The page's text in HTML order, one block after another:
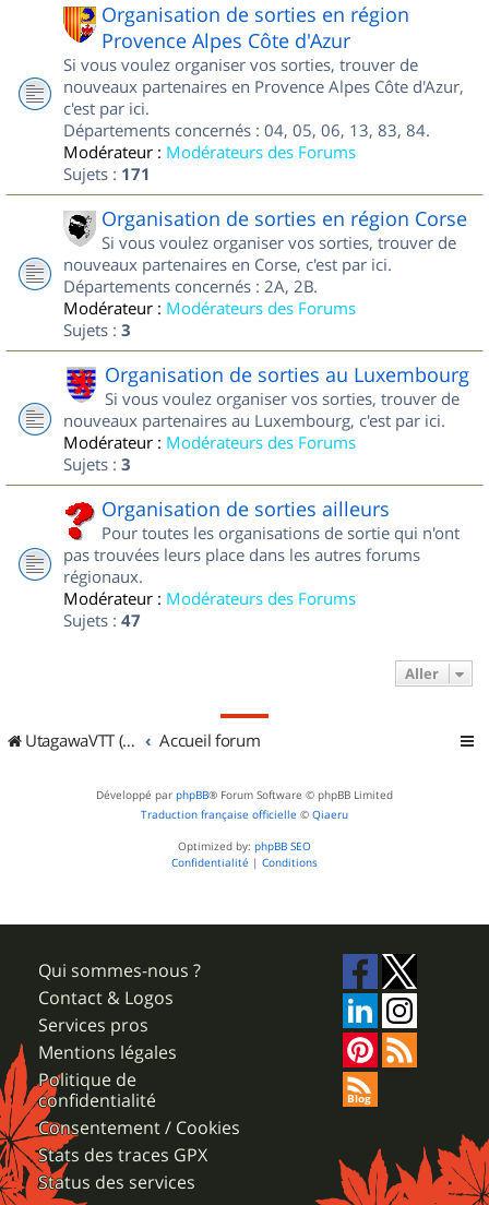
Organisation de sorties en région
Provence Alpes Côte d'Azur
Si vous voulez organiser vos sorties, trouver de
nouveaux partenaires en Provence Alpes Côte d'Azur,
c'est par ici.
Départements concernés : 04, 05, 06, 13, 83, 84.
Modérateur : Modérateurs des Forums
Sujets : 171
Organisation de sorties en région Corse
Si vous voulez organiser vos sorties, trouver de
nouveaux partenaires en Corse, c'est par ici.
Départements concernés : 2A, 2B.
Modérateur : Modérateurs des Forums
Sujets : 3
Organisation de sorties au Luxembourg
Si vous voulez organiser vos sorties, trouver de
nouveaux partenaires au Luxembourg, c'est par ici.
Modérateur : Modérateurs des Forums
Sujets : 3
Organisation de sorties ailleurs
Pour toutes les organisations de sortie qui n'ont
pas trouvées leurs place dans les autres forums
régionaux.
Modérateur : Modérateurs des Forums
Sujets : 47
Aller
UtagawaVTT (Randos VTT et VTTAE avec traces GPS) Accueil forum
Développé par phpBB® Forum Software © phpBB Limited
Traduction française officielle © Qiaeru
Optimized by: phpBB SEO
Confidentialité | Conditions
Qui sommes-nous ?
Contact & Logos
Services pros
Mentions légales
Politique de
confidentialité
Consentement / Cookies
Stats des traces GPX
Status des services